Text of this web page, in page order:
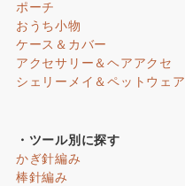
ポーチ
おうち小物
ケース＆カバー
アクセサリー＆ヘアアクセ
シェリーメイ＆ペットウェア
・ツール別に探す
かぎ針編み
棒針編み